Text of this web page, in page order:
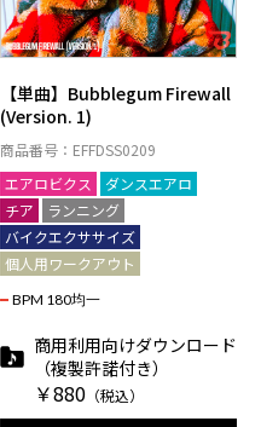
【単曲】Bubblegum Firewall
(Version. 1)
商品番号：EFFDSS0209
エアロビクス
ダンスエアロ
チア
ランニング
バイクエクササイズ
個人用ワークアウト
BPM 180均一
商用利用向けダウンロード
（複製許諾付き）
￥880 （税込）